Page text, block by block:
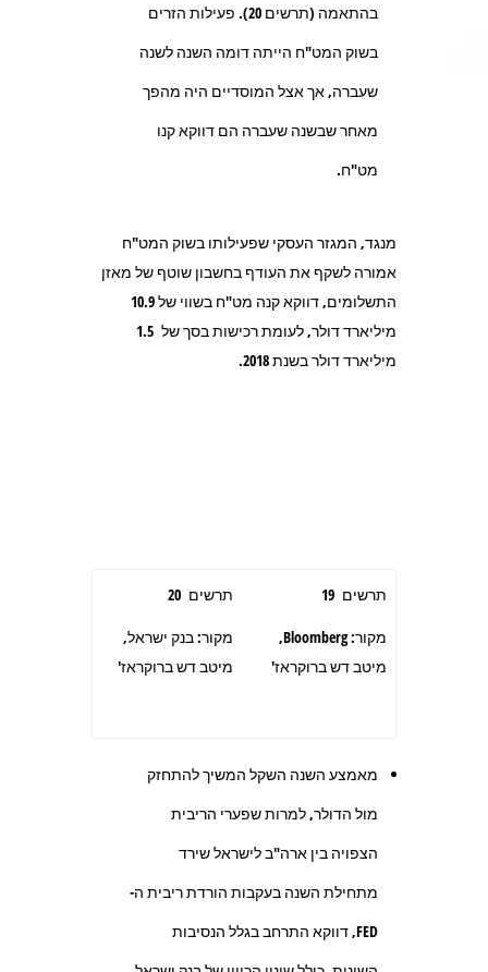
בהתאמה (תרשים 20). פעילות הזרים
בשוק המט"ח הייתה דומה השנה לשנה
שעברה, אך אצל המוסדיים היה מהפך
מאחר שבשנה שעברה הם דווקא קנו
מט"ח.
מנגד, המגזר העסקי שפעילותו בשוק המט"ח
אמורה לשקף את העודף בחשבון שוטף של מאזן
התשלומים, דווקא קנה מט"ח בשווי של 10.9
מיליארד דולר, לעומת רכישות בסך של 1.5
מיליארד דולר בשנת 2018.
תרשים 19
מקור: Bloomberg,
מיטב דש ברוקראז'
תרשים 20
מקור: בנק ישראל,
מיטב דש ברוקראז'
מאמצע השנה השקל המשיך להתחזק
מול הדולר, למרות שפערי הריבית
הצפויה בין ארה"ב לישראל שירד
מתחילת השנה בעקבות הורדת ריבית ה-
FED, דווקא התרחב בגלל הנסיבות